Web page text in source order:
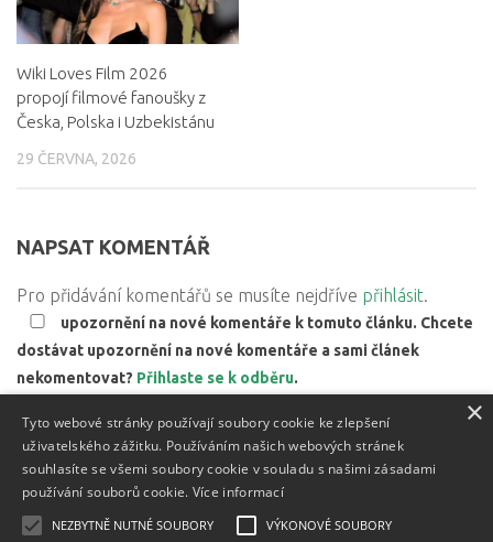
Wiki Loves Film 2026
propojí filmové fanoušky z
Česka, Polska i Uzbekistánu
29 ČERVNA, 2026
NAPSAT KOMENTÁŘ
Pro přidávání komentářů se musíte nejdříve přihlásit.
upozornění na nové komentáře k tomuto článku. Chcete
dostávat upozornění na nové komentáře a sami článek
nekomentovat? Přihlaste se k odběru.
Zjistěte,
jak jsou zpracovávány údaje z komentářů.
Textový obsah je zveřejněn pod licencíCreative Commons BY
×
Tyto webové stránky používají soubory cookie ke zlepšení
uživatelského zážitku. Používáním našich webových stránek
souhlasíte se všemi soubory cookie v souladu s našimi zásadami
používání souborů cookie. Více informací
NEZBYTNĚ NUTNÉ SOUBORY VÝKONOVÉ SOUBORY